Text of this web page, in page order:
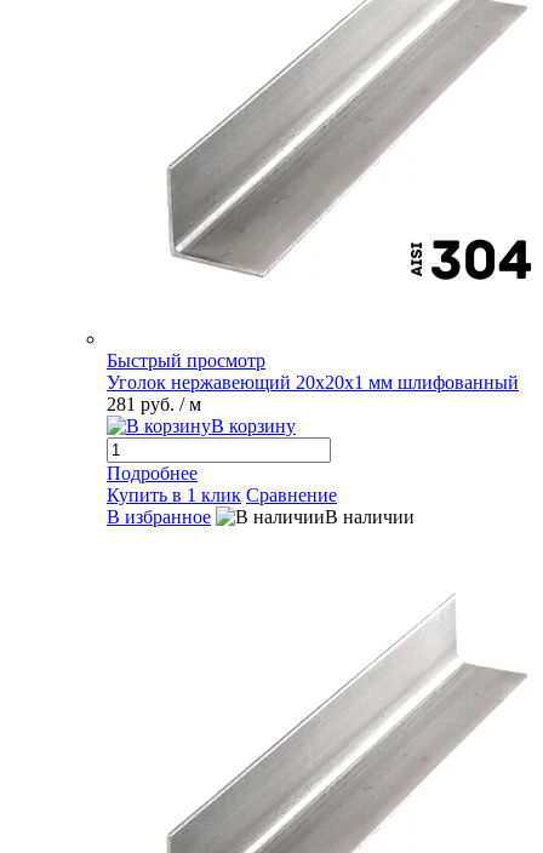
Быстрый просмотр
Уголок нержавеющий 20х20х1 мм шлифованный
281 руб. / м
В корзину
Подробнее
Купить в 1 клик Сравнение
В избранное
В наличии